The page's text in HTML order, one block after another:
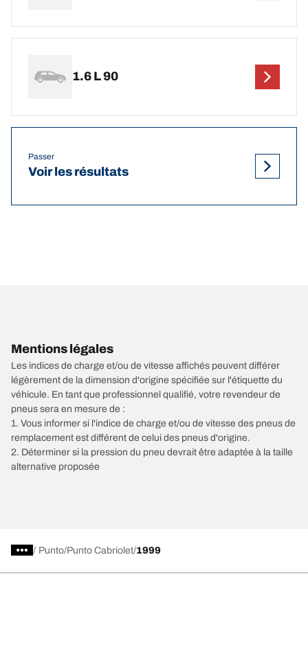
1.6 L 90
Passer
Voir les résultats
Mentions légales
Les indices de charge et/ou de vitesse affichés peuvent différer
légèrement de la dimension d'origine spécifiée sur l'étiquette du
véhicule. En tant que professionnel qualifié, votre revendeur de
pneus sera en mesure de :
1. Vous informer si l'indice de charge et/ou de vitesse des pneus de
remplacement est différent de celui des pneus d'origine.
2. Déterminer si la pression du pneu devrait être adaptée à la taille
alternative proposée
/ Punto Punto Cabriolet 1999